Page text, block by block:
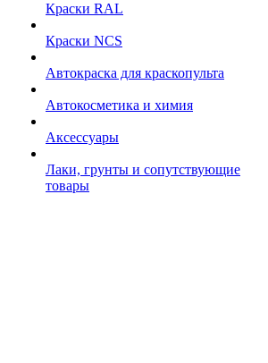
Краски RAL
Краски NCS
Автокраска для краскопульта
Автокосметика и химия
Аксессуары
Лаки, грунты и сопутствующие
товары